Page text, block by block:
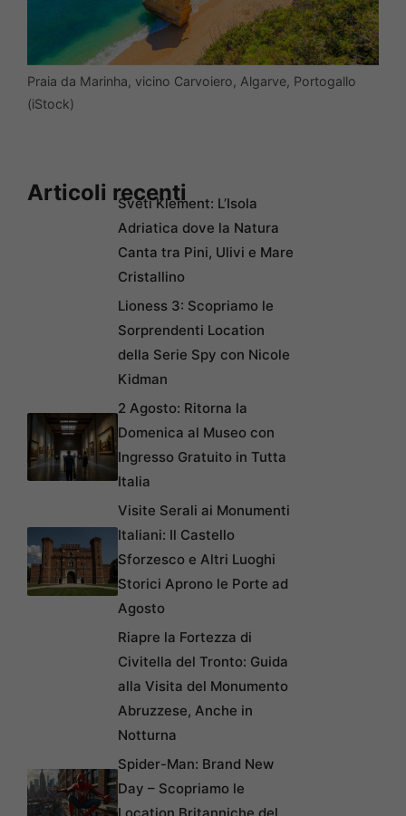
Praia da Marinha, vicino Carvoiero, Algarve, Portogallo
(iStock)
Articoli recentiSveti Klement: L’Isola
Adriatica dove la Natura
Canta tra Pini, Ulivi e Mare
Cristallino
Lioness 3: Scopriamo le
Sorprendenti Location
della Serie Spy con Nicole
Kidman
2 Agosto: Ritorna la
Domenica al Museo con
Ingresso Gratuito in Tutta
Italia
Visite Serali ai Monumenti
Italiani: Il Castello
Sforzesco e Altri Luoghi
Storici Aprono le Porte ad
Agosto
Riapre la Fortezza di
Civitella del Tronto: Guida
alla Visita del Monumento
Abruzzese, Anche in
Notturna
Spider-Man: Brand New
Day – Scopriamo le